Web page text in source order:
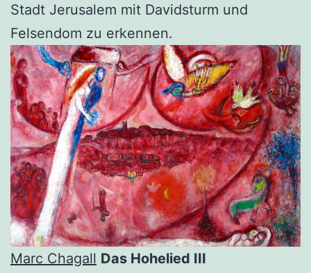
Stadt Jerusalem mit Davidsturm und
Felsendom zu erkennen.
Marc Chagall Das Hohelied III